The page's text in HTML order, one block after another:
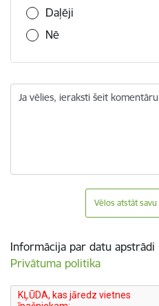
Daļēji
Nē
Ja vēlies, ieraksti šeit komentāru
Vēlos atstāt
Informācija par datu apstrādi
Privātuma politika